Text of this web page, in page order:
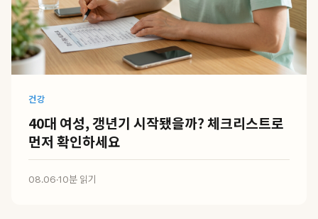
건강
40대 여성, 갱년기 시작됐을까? 체크리스트로
먼저 확인하세요
08.06·10분 읽기